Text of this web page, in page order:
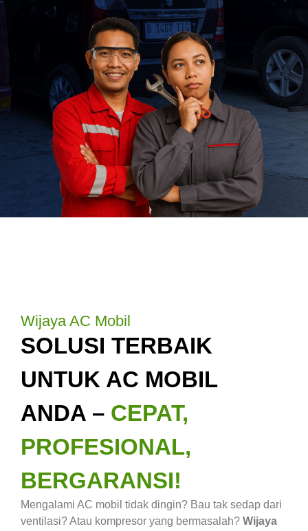
Wijaya AC Mobil
SOLUSI TERBAIK
UNTUK AC MOBIL
ANDA – CEPAT,
PROFESIONAL,
BERGARANSI!
Mengalami AC mobil tidak dingin? Bau tak sedap dari
ventilasi? Atau kompresor yang bermasalah? Wijaya